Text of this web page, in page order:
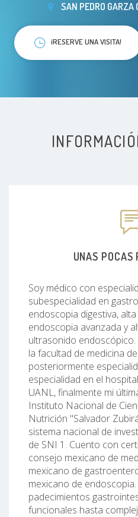
SAN PEDRO GARZA
¡RESERVE UNA VISITA!
UNAS POCAS
Soy médico con
subespecialidad en
endoscopia digestiva,
endoscopia avanzada y
ultrasonido
la facultad de medicina
posteriormente
especialidad en el
UANL, finalmente mi
Instituto Nacional de
Nutrición "Salvador
sistema nacional de
de SNI 1. Cuento con
consejo mexicano de
mexicano de
mexicano de
padecimientos
funcionales hasta